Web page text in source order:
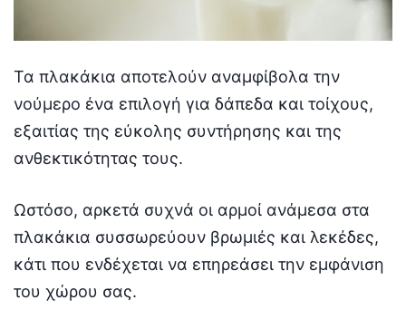
Τα πλακάκια αποτελούν αναμφίβολα την
νούμερο ένα επιλογή για δάπεδα και τοίχους,
εξαιτίας της εύκολης συντήρησης και της
ανθεκτικότητας τους.
Ωστόσο, αρκετά συχνά οι αρμοί ανάμεσα στα
πλακάκια συσσωρεύουν βρωμιές και λεκέδες,
κάτι που ενδέχεται να επηρεάσει την εμφάνιση
του χώρου σας.